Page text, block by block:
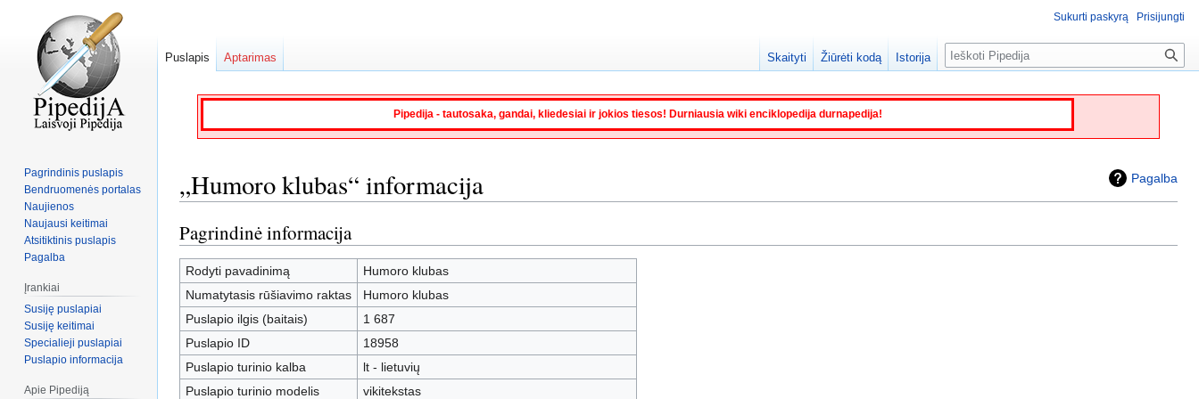
Pipedija - tautosaka, gandai, kliedesiai ir jokios tiesos! Durniausia wiki enciklopedija durnapedija!
Pagalba
„Humoro klubas“ informacija
Jump
to
navigation
Jump
to
search
Pagrindinė informacija
Rodyti pavadinimą
Humoro klubas
Numatytasis rūšiavimo raktas
Humoro klubas
Puslapio ilgis (baitais)
1 687
Puslapio ID
18958
Puslapio turinio kalba
lt - lietuvių
Puslapio turinio modelis
vikitekstas
Sukurti paskyrą Prisijungti
Puslapis Aptarimas Skaityti Žiūrėti kodą Istorija Paieška
Pagrindinis puslapis
Bendruomenės portalas
Naujienos
Naujausi keitimai
Atsitiktinis puslapis
Pagalba
Įrankiai
Susiję puslapiai
Susiję keitimai
Specialieji puslapiai
Puslapio informacija
Apie Pipediją